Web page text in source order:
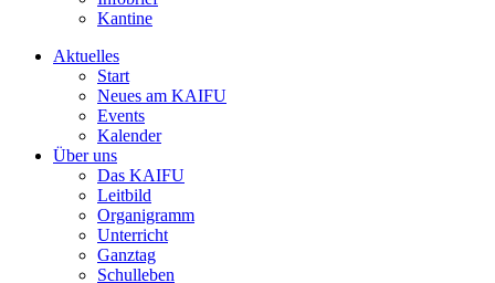
Kantine
Aktuelles
Start
Neues am KAIFU
Events
Kalender
Über uns
Das KAIFU
Leitbild
Organigramm
Unterricht
Ganztag
Schulleben